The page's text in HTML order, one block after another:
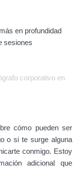
en profundidad
sesiones
corporativo en
cómo pueden ser
o si te surge alguna
conmigo. Estoy
adicional que